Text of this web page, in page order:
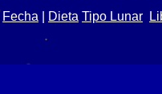
Fecha Dieta Tipo Lunar